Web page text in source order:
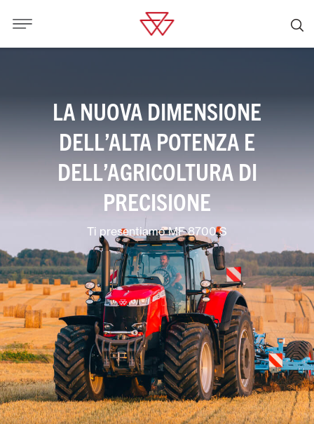
LA NUOVA DIMENSIONE
DELL’ALTA POTENZA E
DELL’AGRICOLTURA DI
PRECISIONE
Ti presentiamo MF 8700 S